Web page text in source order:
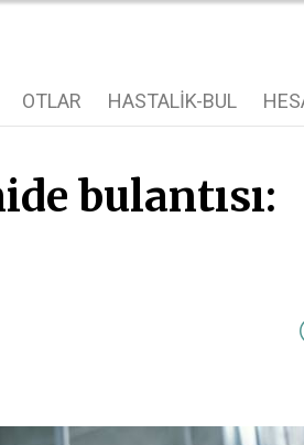
OTLAR HASTALIK-BUL
bulantısı: